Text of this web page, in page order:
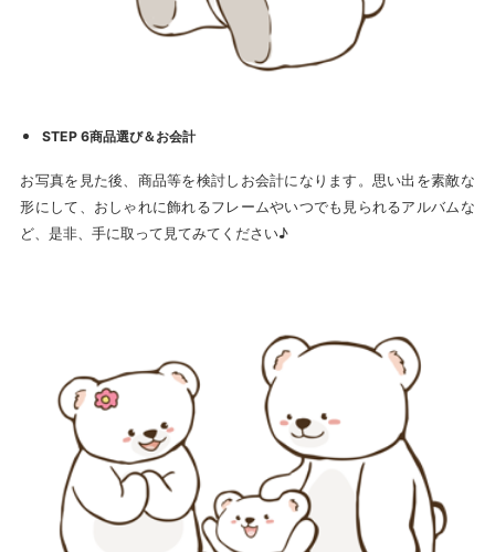
STEP 6商品選び＆お会計
お写真を見た後、商品等を検討しお会計になります。思い出を素敵な
形にして、おしゃれに飾れるフレームやいつでも見られるアルバムな
ど、是非、手に取って見てみてください♪